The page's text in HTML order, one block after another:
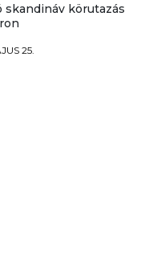
skandináv körutazás
25.